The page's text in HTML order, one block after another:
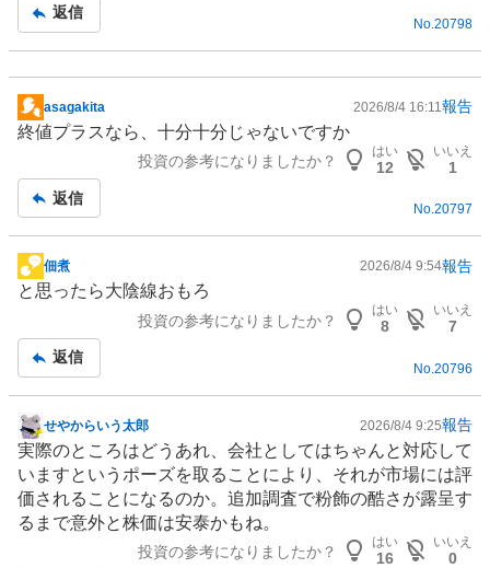
返信
No. 20798
掲
示
事
asagakita 2026/8/4 16:11 報告
終値プラスなら、十分十分じゃないですか
投資の参考になりましたか？
はい
12
いいえ
1
返信
No.20797
掲
示
事
佃煮 2026/8/4 9:54報告
と思ったら大陰線おもろ
投資の参考になりましたか？
はい
8
いいえ
7
返信
No. 20796
掲
示
板
記
事
せやからいう太郎 2026/8/4 9:25報告
実際のところはどうあれ、会社としてはちゃんと対応して
いますというポーズを取ることにより、それが市場には評
価されることになるのか。追加調査で粉飾の酷さが露呈す
るまで意外と株価は安泰かもね。
投資の参考になりましたか？
はい
16
いいえ
0